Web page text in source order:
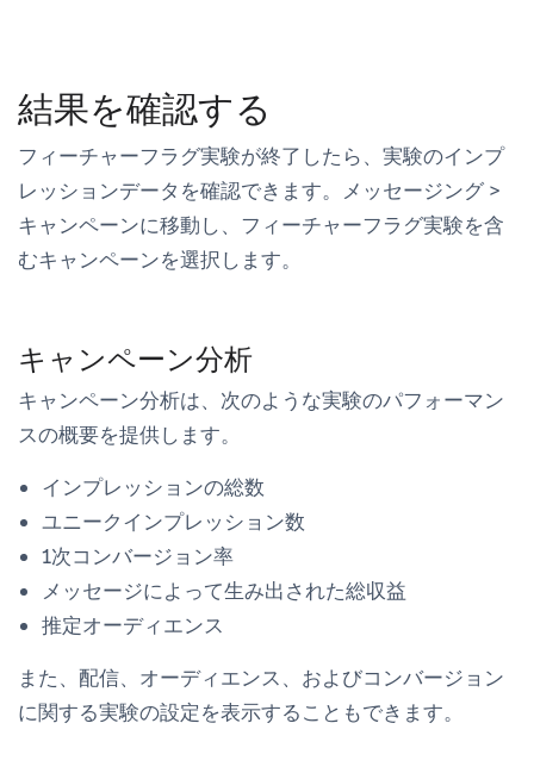
結果を確認する
フィーチャーフラグ実験が終了したら、実験のインプ
レッションデータを確認できます。 メッセージング >
キャンペーンに移動し、フィーチャーフラグ実験を含
むキャンペーンを選択します。
キャンペーン分析
キャンペーン分析は、次のような実験のパフォーマン
スの概要を提供します。
インプレッションの総数
ユニークインプレッション数
1次コンバージョン率
メッセージによって生み出された総収益
推定オーディエンス
また、配信、オーディエンス、およびコンバージョン
に関する実験の設定を表示することもできます。